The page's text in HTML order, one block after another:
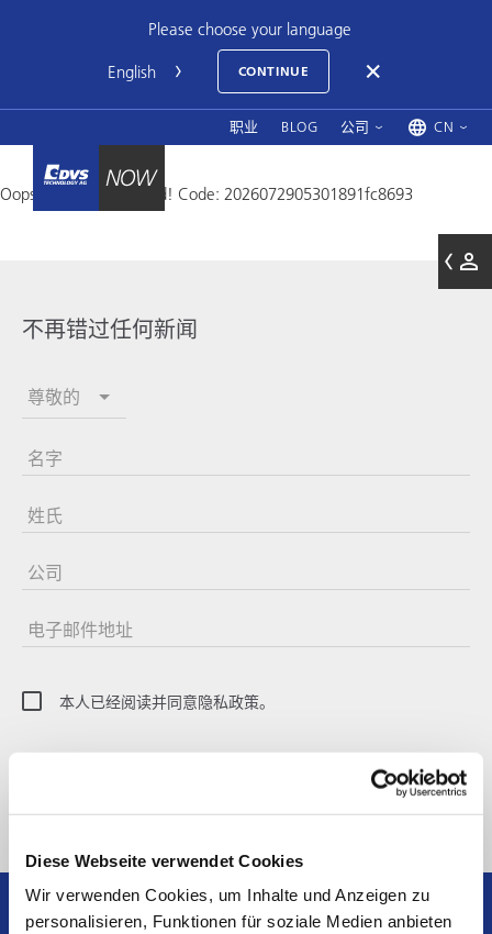
Diese Webseite verwendet Cookies
Wir verwenden Cookies, um Inhalte und Anzeigen zu
personalisieren, Funktionen für soziale Medien anbieten
Please choose your language
CONTINUE
职业 BLOG 公司 CN
Oops, an error occurred! Code: 2026072905301891fc8693
不再错过任何新闻
尊敬的
名字
姓氏
公司
电子邮件地址
本人已经阅读并同意隐私政策。